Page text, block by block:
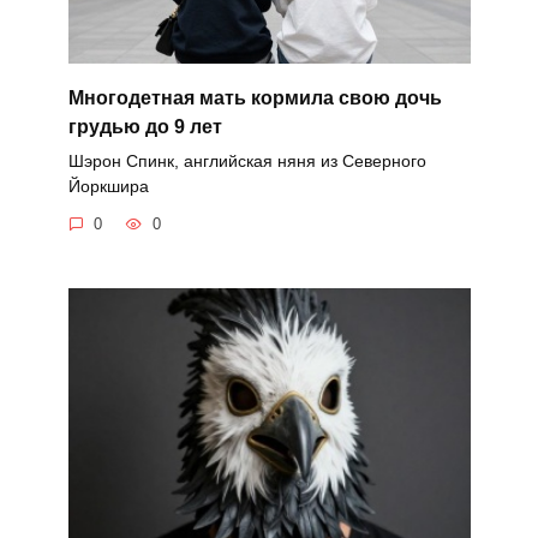
Многодетная мать кормила свою дочь
грудью до 9 лет
Шэрон Спинк, английская няня из Северного
Йоркшира
0 0